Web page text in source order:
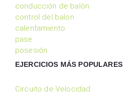
conducción de balòn
control del balon
calentamiento
pase
posesión
EJERCICIOS MÁS POPULARES
Circuito de Velocidad